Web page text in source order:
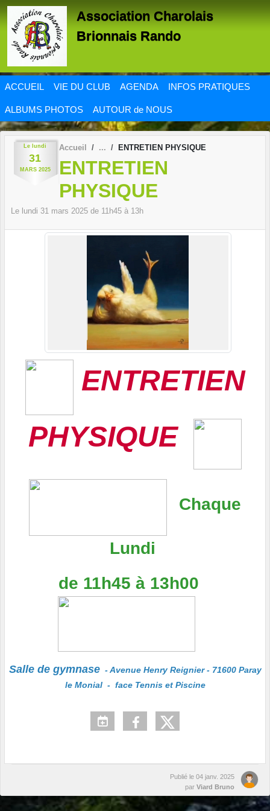
Association Charolais
Brionnais Rando
ACCUEIL VIE DU CLUB AGENDA INFOS PRATIQUES
ALBUMS PHOTOS AUTOUR de NOUS
Le lundi
31
MARS 2025
Accueil ENTRETIEN PHYSIQUE
ENTRETIEN
PHYSIQUE
Le lundi 31 mars 2025 de 11h45 à 13h
ENTRETIEN
PHYSIQUE
Chaque
Lundi
de 11h45 à 13h00
Salle de gymnase- Avenue Henry Reignier - 71600 Paray
le Monial - face Tennis et Piscine
Publié le 04 janv. 2025
par Viard Bruno
Panneau de gestion des cookies